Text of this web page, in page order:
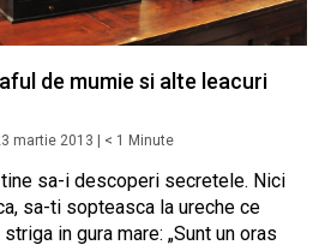
de mumie si alte leacuri
martie 2013 < 1 Minute
sa-i descoperi secretele. Nici
sa-ti sopteasca la ureche ce
in gura mare: „Sunt un oras